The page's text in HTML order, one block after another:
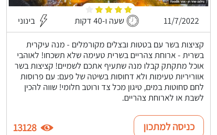
11/7/2022 שעה ו-40 דקות בינוני
קציצות בשר עם בטטות ובצלים מקורמלים - מנה עיקרית
בשרית - ארוחת צהריים בשרית טעימה שלא תשכחו! לאוהבי
אוכל מתקתק קבלו מנה שתעיף אתכם לשמיים! קציצות בשר
אווריריות טעימות ולא דחוסות בשיטה של פעם: עם פרוסות
לחם סחוטות במים, טיגון מכל צד ורוטב חלומי! שווה להכין
לשבת או לארוחת צהריים.
כניסה למתכון 13128